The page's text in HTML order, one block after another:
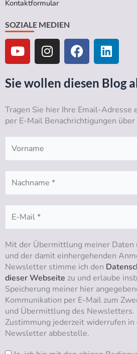
Kontaktformular
SOZIALE MEDIEN
Y
o
u
t
u
e
I
n
s
t
a
r
a
m
F
a
c
e
b
o
o
k
L
i
n
k
e
d
i
n
Sie wollen diesen Blog
Tragen Sie hier Ihre Email-Adresse
per E-Mail Benachrichtigungen
Mit der Übermittlung meiner Daten
und der damit einhergehenden
Newsletter stimme ich den
dieser Webseite zu und erlaube
Speicherung meiner hier
Kommunikation per E-Mail zum
und Übermittlung des Newsletters.
Zustimmung jederzeit widerrufen in
Newsletter abbestelle.